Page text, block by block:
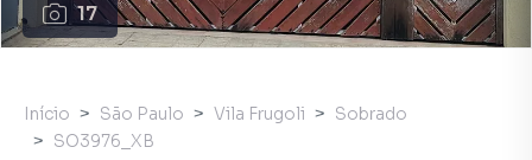
17
Início São Paulo Vila Frugoli
Sobrado
SO3976_XB